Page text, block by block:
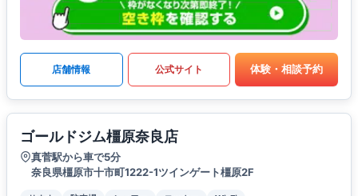
店舗情報 公式サイト 体験・相談予約
ゴールドジム橿原奈良店
真菅駅から車で5分
奈良県橿原市十市町1222-1ツインゲート橿原2F